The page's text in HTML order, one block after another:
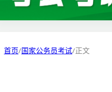
首页/国家公务员考试/正文